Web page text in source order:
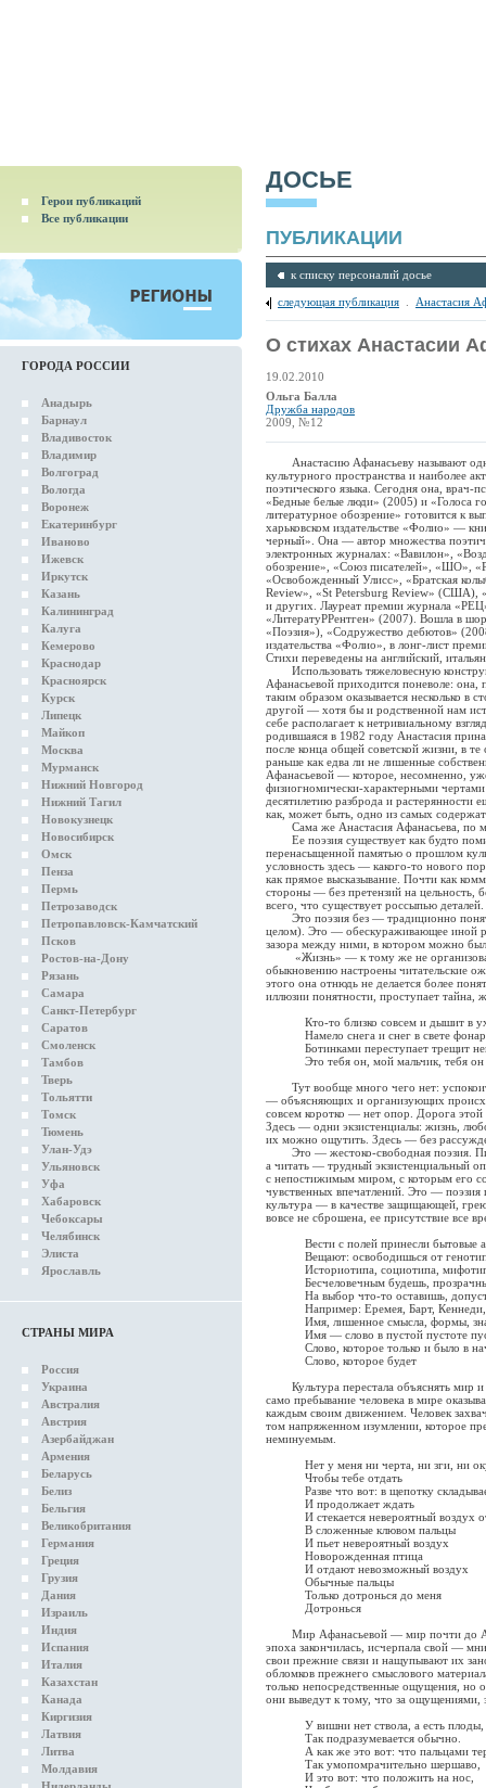
Герои публикаций
Все публикации
ГОРОДА РОССИИ
Анадырь
Барнаул
Владивосток
Владимир
Волгоград
Вологда
Воронеж
Екатеринбург
Иваново
Ижевск
Иркутск
Казань
Калининград
Калуга
Кемерово
Краснодар
Красноярск
Курск
Липецк
Майкоп
Москва
Мурманск
Нижний Новгород
Нижний Тагил
Новокузнецк
Новосибирск
Омск
Пенза
Пермь
Петрозаводск
Петропавловск-Камчатский
Псков
Ростов-на-Дону
Рязань
Самара
Санкт-Петербург
Саратов
Смоленск
Тамбов
Тверь
Тольятти
Томск
Тюмень
Улан-Удэ
Ульяновск
Уфа
Хабаровск
Чебоксары
Челябинск
Элиста
Ярославль
СТРАНЫ МИРА
Россия
Украина
Австралия
Австрия
Азербайджан
Армения
Беларусь
Белиз
Бельгия
Великобритания
Германия
Греция
Грузия
Дания
Израиль
Индия
Испания
Италия
Казахстан
Канада
Киргизия
Латвия
Литва
Молдавия
ДОСЬЕ
ПУБЛИКАЦИИ
к списку персоналий досье
следующая публикация Анастасия
О стихах Анастасии
19.02.2010
Ольга Балла
Дружба народов
2009, №12
Анастасию Афанасьеву называют
культурного пространства и наиболее
поэтического языка. Сегодня она,
«Бедные белые люди» (2005) и «Голоса
литературное обозрение» готовится к
харьковском издательстве «Фолио» —
черный». Она — автор множества
электронных журналах: «Вавилон»,
обозрение», «Союз писателей», «ШО»,
«Освобожденный Улисс», «Братская
Review», «St Petersburg Review» (США),
и других. Лауреат премии журнала
«ЛитератуРРентген» (2007). Вошла в
«Поэзия»), «Содружество дебютов»
издательства «Фолио», в лонг-лист
Стихи переведены на английский,
Использовать тяжеловесную
Афанасьевой приходится поневоле:
таким образом оказывается несколько в
другой — хотя бы и родственной нам
себе располагает к нетривиальному
родившаяся в 1982 году Анастасия
после конца общей советской жизни, в
раньше как едва ли не лишенные
Афанасьевой — которое, несомненно,
физиогномически-характерными
десятилетию разброда и растерянности
как, может быть, одно из самых
Сама же Анастасия Афанасьева, по
Ее поэзия существует как будто
перенасыщенной памятью о прошлом
условность здесь — какого-то нового
как прямое высказывание. Почти как
стороны — без претензий на цельность,
всего, что существует россыпью деталей.
Это поэзия без — традиционно
целом). Это — обескураживающее иной
зазора между ними, в котором можно
«Жизнь» — к тому же не
обыкновению настроены читательские
этого она отнюдь не делается более
иллюзии понятности, проступает тайна,
Кто-то близко совсем и дышит в
Намело снега и снег в свете
Ботинками переступает трещит
Это тебя он, мой мальчик, тебя
Тут вообще много чего нет:
— объясняющих и организующих
совсем коротко — нет опор. Дорога
Здесь — одни экзистенциалы: жизнь,
их можно ощутить. Здесь — без
Это — жестоко-свободная поэзия.
а читать — трудный экзистенциальный
с непостижимым миром, с которым его
чувственных впечатлений. Это — поэзия
культура — в качестве защищающей,
вовсе не сброшена, ее присутствие все
Вести с полей принесли бытовые
Вещают: освободишься от
Историотипа, социотипа,
Бесчеловечным будешь,
На выбор что-то оставишь,
Например: Еремея, Барт, Кеннеди,
Имя, лишенное смысла, формы,
Имя — слово в пустой пустоте
Слово, которое только и было в
Слово, которое будет
Культура перестала объяснять мир и
само пребывание человека в мире
каждым своим движением. Человек
том напряженном изумлении, которое
неминуемым.
Нет у меня ни черта, ни зги, ни
Чтобы тебе отдать
Разве что вот: в щепотку
И продолжает ждать
И стекается невероятный воздух
В сложенные клювом пальцы
И пьет невероятный воздух
Новорожденная птица
И отдают невозможный воздух
Обычные пальцы
Только дотронься до меня
Дотронься
Мир Афанасьевой — мир почти до
эпоха закончилась, исчерпала свой —
свои прежние связи и нащупывают их
обломков прежнего смыслового
только непосредственные ощущения,
они выведут к тому, что за ощущениями,
У вишни нет ствола, а есть плоды,
Так подразумевается обычно.
А как же это вот: что пальцами
Так умопомрачительно шершаво,
И это вот: что положить на нос,